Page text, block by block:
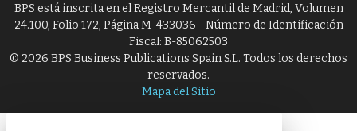
BPS está inscrita en el Registro Mercantil de Madrid, Volumen
24.100, Folio 172, Página M-433036 - Número de Identificación
Fiscal: B-85062503
© 2026 BPS Business Publications Spain S.L. Todos los derechos
reservados.
Mapa del Sitio